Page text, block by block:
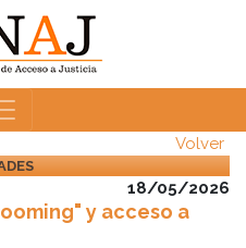
Volver
18/05/2026
y acceso a